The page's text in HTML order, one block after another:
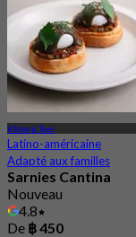
Khlong Toei
Latino-américaine
Adapté aux familles
Sarnies Cantina
Nouveau
4.8
De ฿ 450